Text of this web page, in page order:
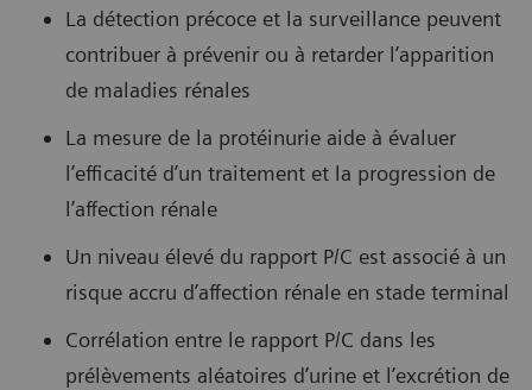
La détection précoce et la surveillance peuvent
contribuer à prévenir ou à retarder l’apparition
de maladies rénales
La mesure de la protéinurie aide à évaluer
l’efficacité d’un traitement et la progression de
l’affection rénale
Un niveau élevé du rapport P/C est associé à un
risque accru d’affection rénale en stade terminal
Corrélation entre le rapport P/C dans les
prélèvements aléatoires d’urine et l’excrétion de